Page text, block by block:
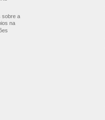
sobre a
na